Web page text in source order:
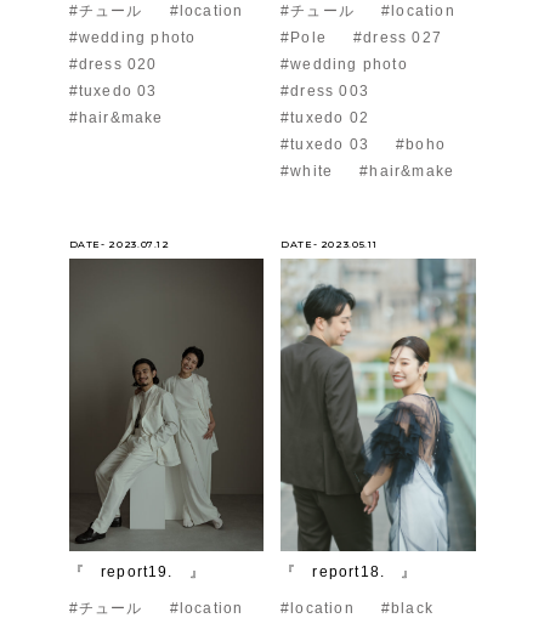
#チュール
#location
#wedding photo
#dress 020
#tuxedo 03
#hair&make
#チュール
#location
#Pole
#dress 027
#wedding photo
#dress 003
#tuxedo 02
#tuxedo 03
#boho
#white
#hair&make
DATE- 2023.07.12
『 report19. 』
#チュール
#location
DATE- 2023.05.11
『 report18. 』
#location
#black